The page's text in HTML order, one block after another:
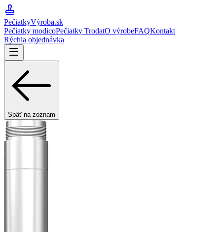
PečiatkyVýroba.sk
Pečiatky modicoPečiatky TrodatO výrobeFAQKontakt
Rýchla objednávka
Späť na zoznam